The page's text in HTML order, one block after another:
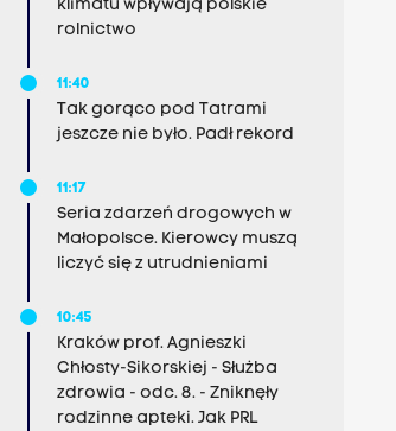
klimatu wpływają polskie
rolnictwo
11:40
Tak gorąco pod Tatrami
jeszcze nie było. Padł rekord
11:17
Seria zdarzeń drogowych w
Małopolsce. Kierowcy muszą
liczyć się z utrudnieniami
10:45
Kraków prof. Agnieszki
Chłosty-Sikorskiej - Służba
zdrowia - odc. 8. - Zniknęły
rodzinne apteki. Jak PRL